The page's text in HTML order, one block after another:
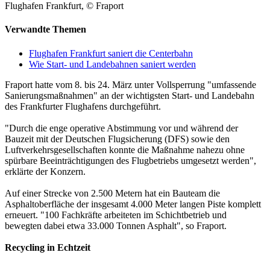
Flughafen Frankfurt, © Fraport
Verwandte Themen
Flughafen Frankfurt saniert die Centerbahn
Wie Start- und Landebahnen saniert werden
Fraport hatte vom 8. bis 24. März unter Vollsperrung "umfassende
Sanierungsmaßnahmen" an der wichtigsten Start- und Landebahn
des Frankfurter Flughafens durchgeführt.
"Durch die enge operative Abstimmung vor und während der
Bauzeit mit der Deutschen Flugsicherung (DFS) sowie den
Luftverkehrsgesellschaften konnte die Maßnahme nahezu ohne
spürbare Beeinträchtigungen des Flugbetriebs umgesetzt werden",
erklärte der Konzern.
Auf einer Strecke von 2.500 Metern hat ein Bauteam die
Asphaltoberfläche der insgesamt 4.000 Meter langen Piste komplett
erneuert. "100 Fachkräfte arbeiteten im Schichtbetrieb und
bewegten dabei etwa 33.000 Tonnen Asphalt", so Fraport.
Recycling in Echtzeit